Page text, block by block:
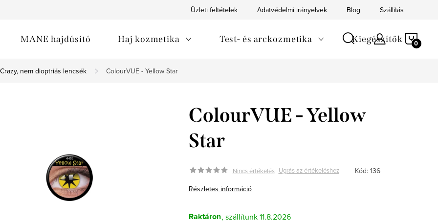
Üzleti feltételek Adatvédelmi irányelvek Blog Szállítás
MANE hajdúsító Haj kozmetika Test- és arckozmetika Kiegészítők
Crazy, nem dioptriás lencsék ColourVUE - Yellow Star
ColourVUE - Yellow
Star
Nincs értékelés Ugrás az értékeléshez Kód: 136
Részletes információ
Raktáron 11.8.2026